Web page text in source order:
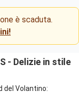
è scaduta.
- Delizie in stile
del Volantino: